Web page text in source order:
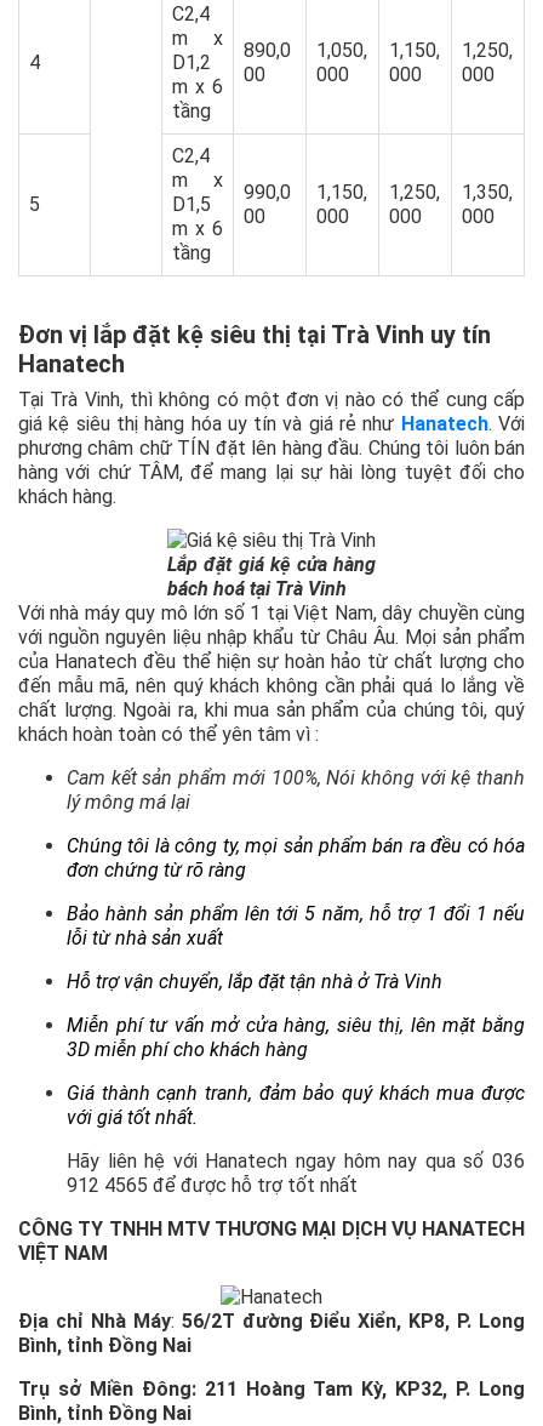
4
C2,4
m x
D1,2
m x 6
tầng
890,0
00
1,050,
000
1,150,
000
1,250,
000
5
C2,4
m x
D1,5
m x 6
tầng
990,0
00
1,150,
000
1,250,
000
1,350,
000
Đơn vị lắp đặt kệ siêu thị tại Trà Vinh uy tín
Hanatech
Tại Trà Vinh, thì không có một đơn vị nào có thể cung cấp
giá kệ siêu thị hàng hóa uy tín và giá rẻ như Hanatech. Với
phương châm chữ TÍN đặt lên hàng đầu. Chúng tôi luôn bán
hàng với chứ TÂM, để mang lại sự hài lòng tuyệt đối cho
khách hàng.
Lắp đặt giá kệ cửa hàng
bách hoá tại Trà Vinh
Với nhà máy quy mô lớn số 1 tại Việt Nam, dây chuyền cùng
với nguồn nguyên liệu nhập khẩu từ Châu Âu. Mọi sản phẩm
của Hanatech đều thể hiện sự hoàn hảo từ chất lượng cho
đến mẫu mã, nên quý khách không cần phải quá lo lắng về
chất lượng. Ngoài ra, khi mua sản phẩm của chúng tôi, quý
khách hoàn toàn có thể yên tâm vì :
Cam kết sản phẩm mới 100%, Nói không với kệ thanh
lý mông má lại
Chúng tôi là công ty, mọi sản phẩm bán ra đều có hóa
đơn chứng từ rõ ràng
Bảo hành sản phẩm lên tới 5 năm, hỗ trợ 1 đổi 1 nếu
lỗi từ nhà sản xuất
Hỗ trợ vận chuyển, lắp đặt tận nhà ở Trà Vinh
Miễn phí tư vấn mở cửa hàng, siêu thị, lên mặt bằng
3D miễn phí cho khách hàng
Giá thành cạnh tranh, đảm bảo quý khách mua được
với giá tốt nhất.
Hãy liên hệ với Hanatech ngay hôm nay qua số 036
912 4565 để được hỗ trợ tốt nhất
CÔNG TY TNHH MTV THƯƠNG MẠI DỊCH VỤ HANATECH
VIỆT NAM
Địa chỉ Nhà Máy: 56/2T đường Điểu Xiển, KP8, P. Long
Bình, tỉnh Đồng Nai
Trụ sở Miền Đông: 211 Hoàng Tam Kỳ, KP32, P. Long
Bình, tỉnh Đồng Nai